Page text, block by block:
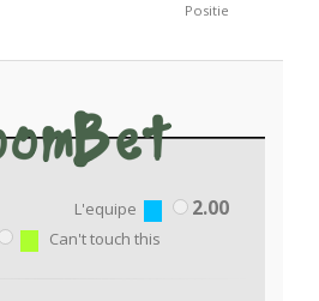
Positie
L'equipe
2.00
Can't touch this